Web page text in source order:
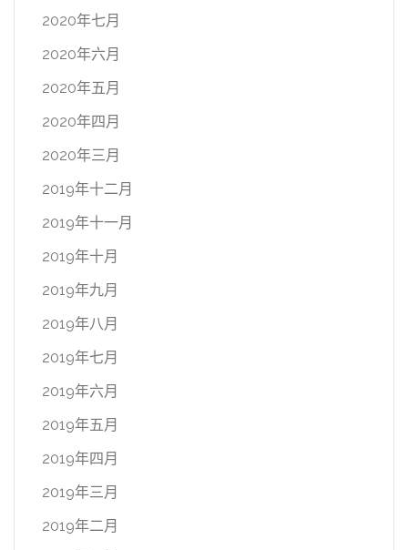
2020年七月
2020年六月
2020年五月
2020年四月
2020年三月
2019年十二月
2019年十一月
2019年十月
2019年九月
2019年八月
2019年七月
2019年六月
2019年五月
2019年四月
2019年三月
2019年二月